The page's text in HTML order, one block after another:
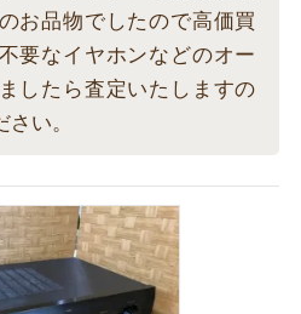
お品物でしたので高価買
要なイヤホンなどのオー
したら査定いたしますの
い。